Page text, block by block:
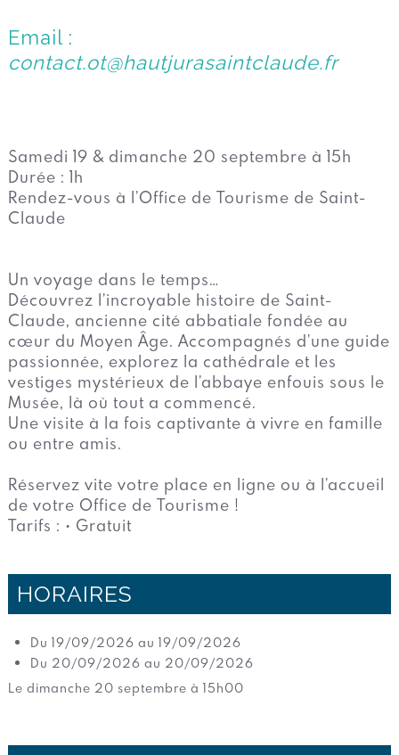
Email :
contact.ot@hautjurasaintclaude.fr
Samedi 19 & dimanche 20 septembre à 15h
Durée : 1h
Rendez-vous à l’Office de Tourisme de Saint-
Claude
Un voyage dans le temps…
Découvrez l’incroyable histoire de Saint-
Claude, ancienne cité abbatiale fondée au
cœur du Moyen Âge. Accompagnés d’une guide
passionnée, explorez la cathédrale et les
vestiges mystérieux de l’abbaye enfouis sous le
Musée, là où tout a commencé.
Une visite à la fois captivante à vivre en famille
ou entre amis.
Réservez vite votre place en ligne ou à l’accueil
de votre Office de Tourisme !
Tarifs : • Gratuit
HORAIRES
Du 19/09/2026 au 19/09/2026
Du 20/09/2026 au 20/09/2026
Le dimanche 20 septembre à 15h00